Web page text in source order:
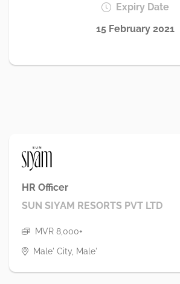
Expiry Date
15 February 2021
HR Officer
SUN SIYAM RESORTS PVT LTD
MVR 8,000+
Male' City, Male'